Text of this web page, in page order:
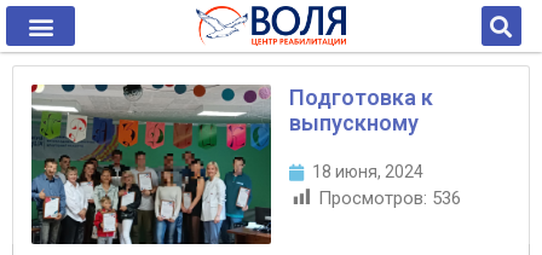
Подготовка к
выпускному
18 июня, 2024
Просмотров: 536